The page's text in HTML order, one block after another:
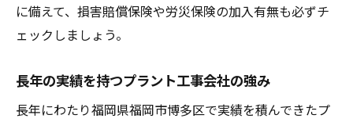
に備えて、損害賠償保険や労災保険の加入有無も必ずチ
ェックしましょう。
長年の実績を持つプラント工事会社の強み
長年にわたり福岡県福岡市博多区で実績を積んできたプ